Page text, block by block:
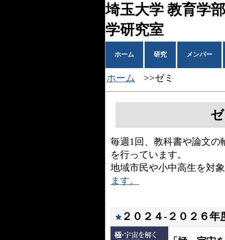
埼玉大学 教育学
学研究室
ホーム 研究 メンバー
ホーム >>ゼミ
毎週1回、教科書や論文
を行っています。
地域市民や小中高生を対
ます。
２０２４-２０２６